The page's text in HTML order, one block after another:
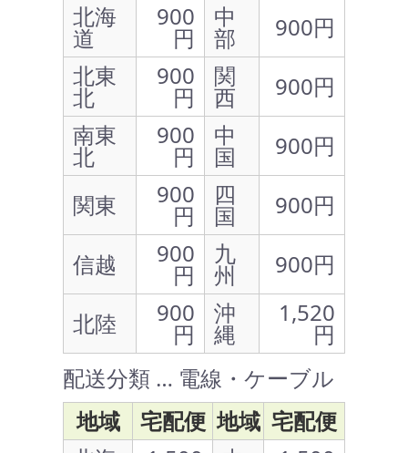
北海
道
900
円
中
部
900円
北東
北
900
円
関
西
900円
南東
北
900
円
中
国
900円
関東
900
円
四
国
900円
信越
900
円
九
州
900円
北陸
900
円
沖
縄
1,520
円
配送分類 … 電線・ケーブル
地域
宅配便 地域 宅配便